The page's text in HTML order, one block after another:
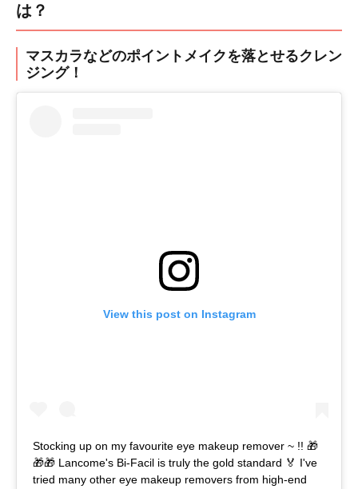
は？
マスカラなどのポイントメイクを落とせるクレン
ジング！
View this post on Instagram
Stocking up on my favourite eye makeup remover ~ !! 🎁
🎁🎁 Lancome's Bi-Facil is truly the gold standard 🏅 I've
tried many other eye makeup removers from high-end